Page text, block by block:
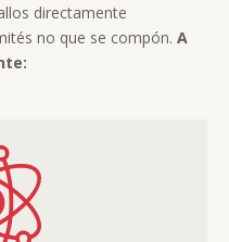
directamente
no que se compón. A